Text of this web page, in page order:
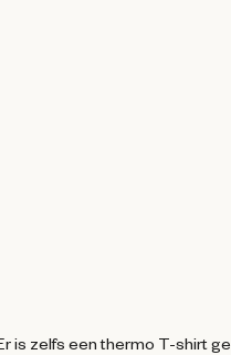
is zelfs een thermo T-shirt